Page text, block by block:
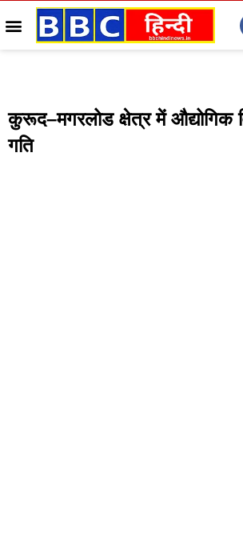
कुरूद–मगरलोड क्षेत्र में औद्योगिक
गति